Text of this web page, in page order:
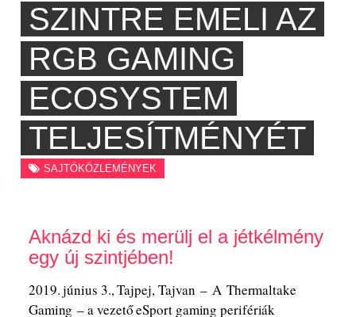
SZINTRE EMELI AZ
RGB GAMING
ECOSYSTEM
TELJESÍTMÉNYÉT
SAJTÓKÖZLEMÉNYEK
Aknázd ki és merülj el a jétkélmény
egy új szintjében!
2019. június 3., Tajpej, Tajvan – A Thermaltake
Gaming – a vezető eSport gaming perifériák